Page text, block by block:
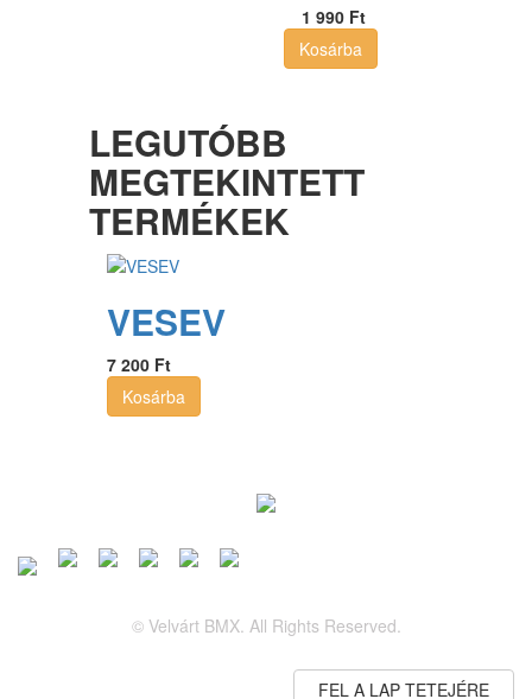
1 990 Ft
Kosárba
LEGUTÓBB
MEGTEKINTETT
TERMÉKEK
VESEV
7 200 Ft
Kosárba
FEL A LAP TETEJÉRE
© Velvárt BMX. All Rights Reserved.